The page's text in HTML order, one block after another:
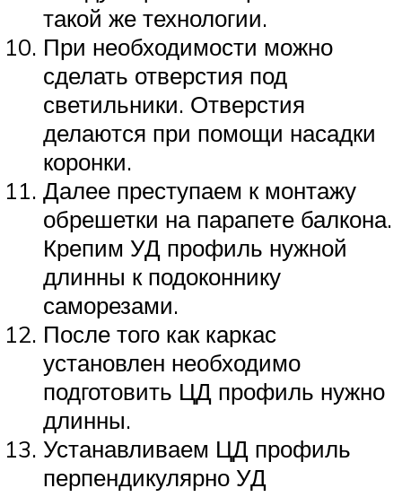
такой же технологии.
При необходимости можно
сделать отверстия под
светильники. Отверстия
делаются при помощи насадки
коронки.
Далее преступаем к монтажу
обрешетки на парапете балкона.
Крепим УД профиль нужной
длинны к подоконнику
саморезами.
После того как каркас
установлен необходимо
подготовить ЦД профиль нужно
длинны.
Устанавливаем ЦД профиль
перпендикулярно УД